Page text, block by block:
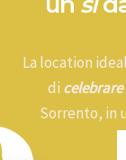
La location
di
Sorrento, in